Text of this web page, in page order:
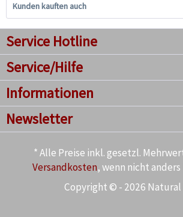
Kunden kauften auch
Service Hotline
Service/Hilfe
Informationen
Newsletter
* Alle Preise inkl. gesetzl.
Versandkosten, wenn nicht
Copyright © - 2026 Natural